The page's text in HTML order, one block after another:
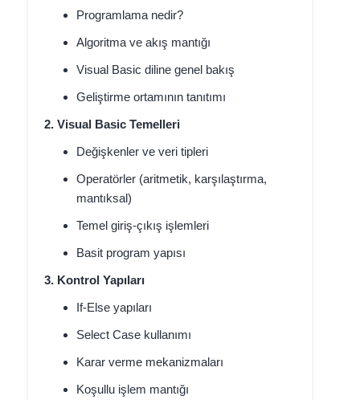
Programlama nedir?
Algoritma ve akış mantığı
Visual Basic diline genel bakış
Geliştirme ortamının tanıtımı
2. Visual Basic Temelleri
Değişkenler ve veri tipleri
Operatörler (aritmetik, karşılaştırma,
mantıksal)
Temel giriş-çıkış işlemleri
Basit program yapısı
3. Kontrol Yapıları
If-Else yapıları
Select Case kullanımı
Karar verme mekanizmaları
Koşullu işlem mantığı